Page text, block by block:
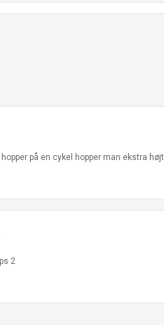
på en cykel hopper man ekstra højt
2